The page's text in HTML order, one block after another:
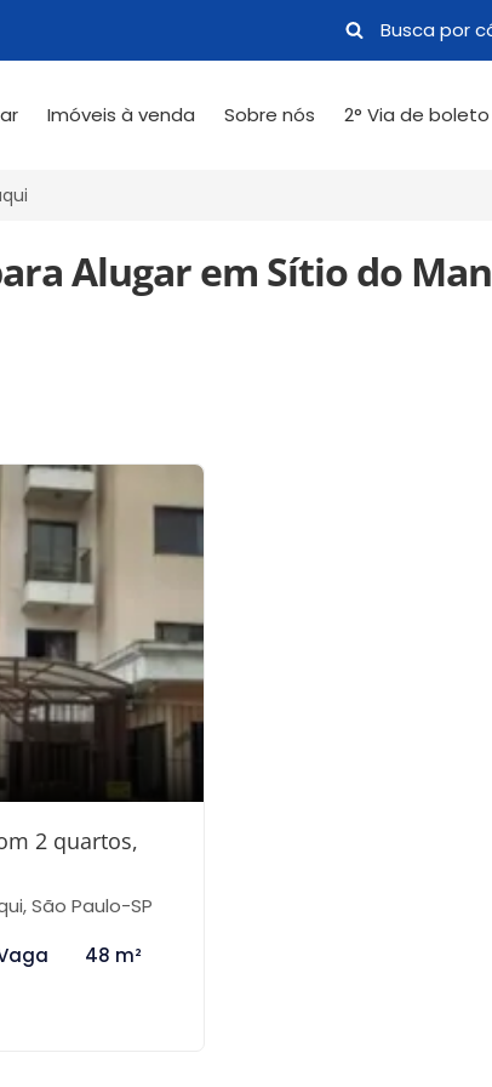
Imóveis à venda Sobre nós 2° Via de boleto
Alugar em Sítio do
2 quartos,
São Paulo-SP
48 m²